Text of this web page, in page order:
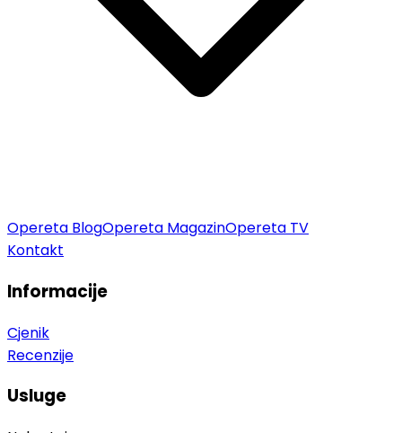
Opereta BlogOpereta MagazinOpereta TV
Kontakt
Informacije
Cjenik
Recenzije
Usluge